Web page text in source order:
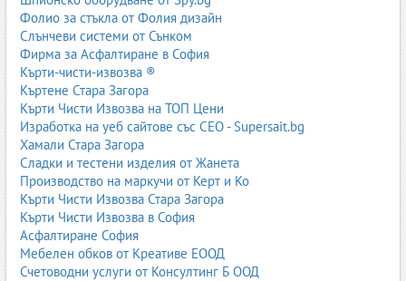
Фолио за стъкла от Фолия дизайн
Слънчеви системи от Сънком
Фирма за Асфалтиране в София
Кърти-чисти-извозва ®
Къртене Стара Загора
Кърти Чисти Извозва на ТОП Цени
Изработка на уеб сайтове със СЕО - Supersait.bg
Хамали Стара Загора
Сладки и тестени изделия от Жанета
Производство на маркучи от Керт и Ко
Кърти Чисти Извозва Стара Загора
Кърти Чисти Извозва в София
Асфалтиране София
Мебелен обков от Креативе ЕООД
Счетоводни услуги от Консултинг Б ООД